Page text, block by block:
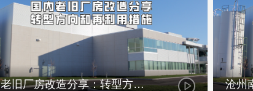
国内老旧厂房改造分享：转型方向和再利用措施